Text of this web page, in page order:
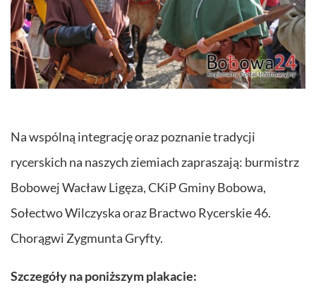
Na wspólną integrację oraz poznanie tradycji
rycerskich na naszych ziemiach zapraszają: burmistrz
Bobowej Wacław Ligęza, CKiP Gminy Bobowa,
Sołectwo Wilczyska oraz Bractwo Rycerskie 46.
Chorągwi Zygmunta Gryfty.
Szczegóły na poniższym plakacie: